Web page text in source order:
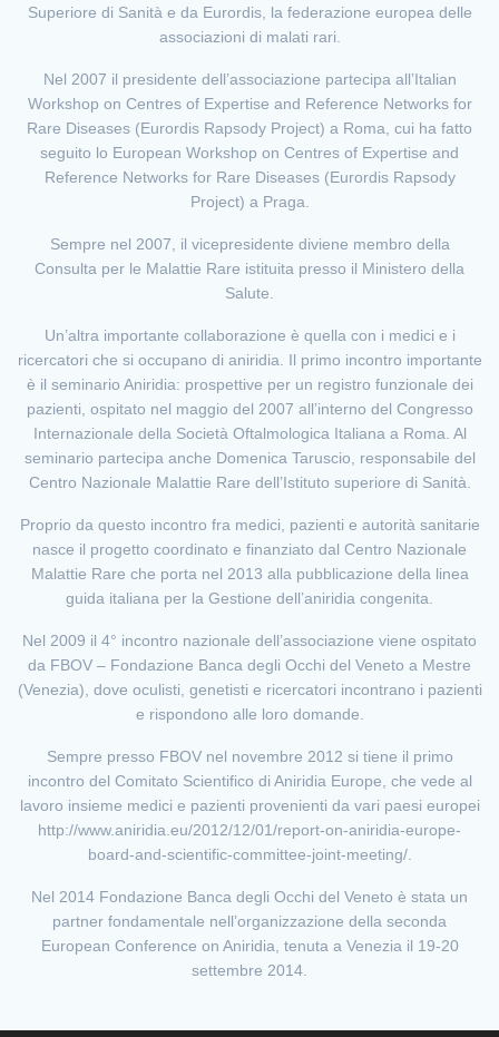
Superiore di Sanità e da Eurordis, la federazione europea delle
associazioni di malati rari.
Nel 2007 il presidente dell’associazione partecipa all’Italian
Workshop on Centres of Expertise and Reference Networks for
Rare Diseases (Eurordis Rapsody Project) a Roma, cui ha fatto
seguito lo European Workshop on Centres of Expertise and
Reference Networks for Rare Diseases (Eurordis Rapsody
Project) a Praga.
Sempre nel 2007, il vicepresidente diviene membro della
Consulta per le Malattie Rare istituita presso il Ministero della
Salute.
Un’altra importante collaborazione è quella con i medici e i
ricercatori che si occupano di aniridia. Il primo incontro importante
è il seminario Aniridia: prospettive per un registro funzionale dei
pazienti, ospitato nel maggio del 2007 all’interno del Congresso
Internazionale della Società Oftalmologica Italiana a Roma. Al
seminario partecipa anche Domenica Taruscio, responsabile del
Centro Nazionale Malattie Rare dell’Istituto superiore di Sanità.
Proprio da questo incontro fra medici, pazienti e autorità sanitarie
nasce il progetto coordinato e finanziato dal Centro Nazionale
Malattie Rare che porta nel 2013 alla pubblicazione della linea
guida italiana per la Gestione dell’aniridia congenita.
Nel 2009 il 4° incontro nazionale dell’associazione viene ospitato
da FBOV – Fondazione Banca degli Occhi del Veneto a Mestre
(Venezia), dove oculisti, genetisti e ricercatori incontrano i pazienti
e rispondono alle loro domande.
Sempre presso FBOV nel novembre 2012 si tiene il primo
incontro del Comitato Scientifico di Aniridia Europe, che vede al
lavoro insieme medici e pazienti provenienti da vari paesi europei
http://www.aniridia.eu/2012/12/01/report-on-aniridia-europe-
board-and-scientific-committee-joint-meeting/.
Nel 2014 Fondazione Banca degli Occhi del Veneto è stata un
partner fondamentale nell’organizzazione della seconda
European Conference on Aniridia, tenuta a Venezia il 19-20
settembre 2014.